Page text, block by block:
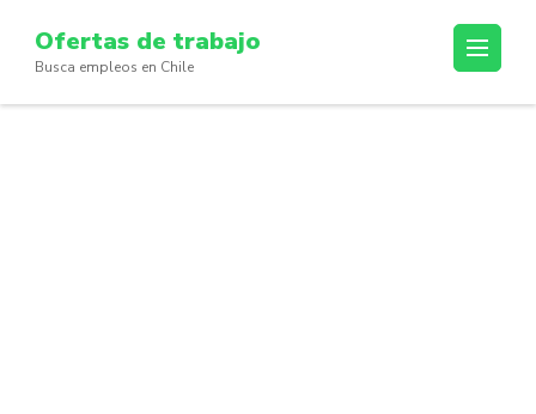
content
(Press
Ofertas de trabajo
Busca empleos en Chile